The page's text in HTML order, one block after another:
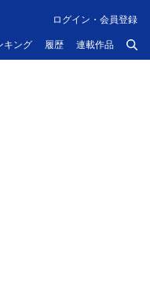
キング 履歴 連載作品
ログイン・会員登録